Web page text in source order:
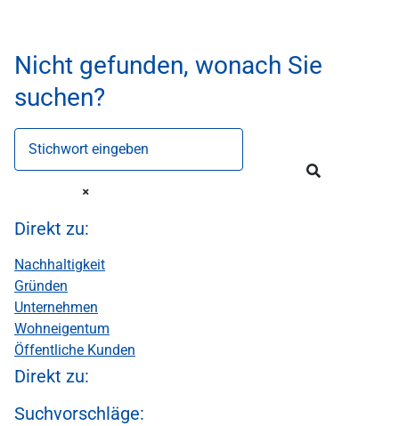
Nicht gefunden, wonach Sie
suchen?
Stichwort eingeben
Direkt zu:
Nachhaltigkeit
Gründen
Unternehmen
Wohneigentum
Öffentliche Kunden
Direkt zu:
Suchvorschläge: